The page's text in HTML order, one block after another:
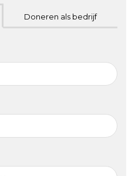
Doneren als bedrijf